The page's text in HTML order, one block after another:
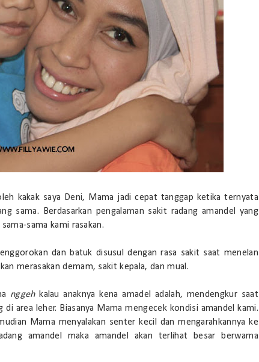
kakak saya Deni, Mama jadi cepat tanggap ketika ternyata
sama. Berdasarkan pengalaman sakit radang amandel yang
sama kami rasakan.
dan batuk disusul dengan rasa sakit saat menelan
merasakan demam, sakit kepala, dan mual.
nggehkalau anaknya kena amadel adalah, mendengkur saat
area leher. Biasanya Mama mengecek kondisi amandel kami.
Mama menyalakan senter kecil dan mengarahkannya ke
amandel maka amandel akan terlihat besar berwarna